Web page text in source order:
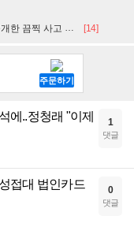
끔찍 사고 현장 [14]
에..정청래 "이제
1
댓글
접대 법인카드
0
댓글